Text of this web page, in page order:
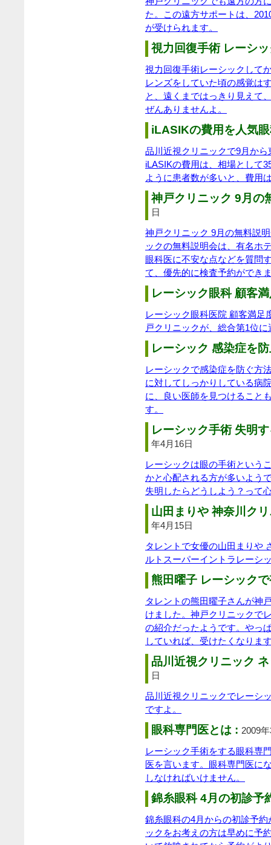
た。この遠方サポートは、
が受けられます。
視力回復手術 レーシ
視力回復手術レーシックして
レンズをしていた頃の感覚は
と、遠くまではっきり見えて
ぜんありませんよ。
iLASIKの費用を人気
品川近視クリニックで9月か
iLASIKの費用は、相場として
ように患者数が多いと、費用
神戸クリニック 9月の
日
神戸クリニック 9月の無料説
ックの無料説明会は、有名ホ
眼科医に不安な点などを質問
て、優先的に検査予約ができ
レーシック眼科 顧客
レーシック眼科医院 顧客満足
戸クリニックが、総合第1位
レーシック 感染症を
レーシックで感染症を防ぐ方
に対してしっかりしている病
に、良い医師を見つけること
す。
レーシック手術 失明
年4月16日
レーシックは眼の手術という
かと心配される方が多いよう
失明したらどうしよう？って
山田まりや 神奈川ク
年4月15日
タレントで女優の山田まりや
ルトスーパーイントラレーシ
熊田曜子 レーシック
タレントの熊田曜子さんが神
けました。神戸クリニックで
の紹介だったようです。やっ
していれば、受けたくなりま
品川近視クリニック
日
品川近視クリニックでレーシ
ですよ。
眼科専門医とは : 2009
レーシック手術をする眼科専
医を言います。眼科専門医に
しなければいけません。
錦糸眼科 4月の初診予
錦糸眼科の4月からの初診予
ックをお考えの方は早めに予